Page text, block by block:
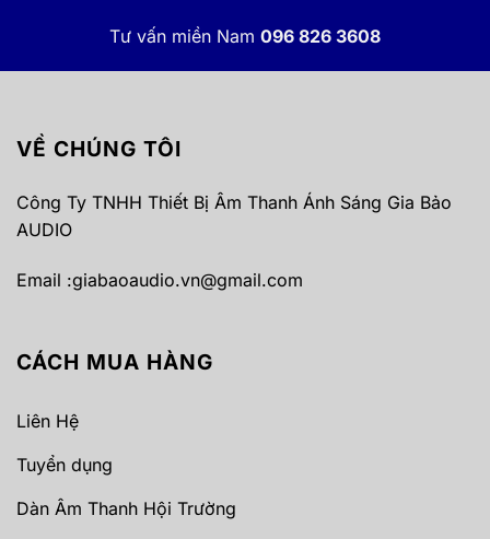
Tư vấn miền Nam 096 826 3608
VỀ CHÚNG TÔI
Công Ty TNHH Thiết Bị Âm Thanh Ánh Sáng Gia Bảo
AUDIO
Email :giabaoaudio.vn@gmail.com
CÁCH MUA HÀNG
Liên Hệ
Tuyển dụng
Dàn Âm Thanh Hội Trường